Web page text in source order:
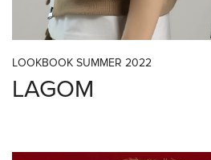
LOOKBOOK SUMMER 2022
LAGOM